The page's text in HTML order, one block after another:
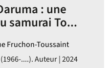
: une
samurai To...
Fruchon-Toussaint
....). Auteur | 2024